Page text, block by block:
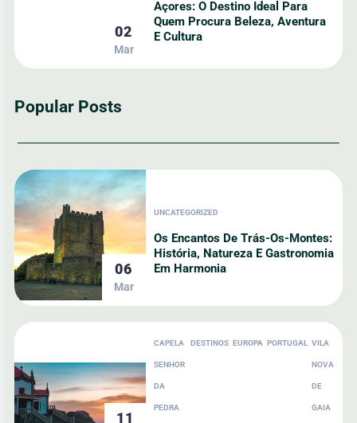
02
Mar
Açores: O Destino Ideal Para
Quem Procura Beleza, Aventura
E Cultura
Popular Posts
06
Mar
UNCATEGORIZED
Os Encantos De Trás-Os-Montes:
História, Natureza E Gastronomia
Em Harmonia
11
CAPELA
SENHOR
DA
PEDRA
DESTINOS EUROPA PORTUGAL VILA
NOVA
DE
GAIA